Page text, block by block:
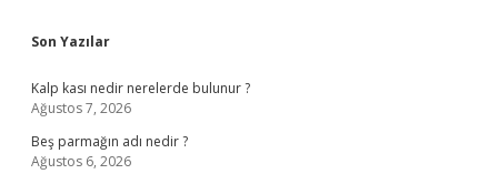
Sidebar
Son Yazılar
Kalp kası nedir nerelerde bulunur ?
Ağustos 7, 2026
Beş parmağın adı nedir ?
Ağustos 6, 2026